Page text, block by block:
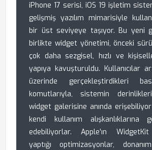
iPhone 17 serisi, iOS 19 işletim
gelişmiş yazılım mimarisiyle
bir üst seviyeye taşıyor. Bu yeni
birlikte widget yönetimi, önceki
çok daha sezgisel, hızlı ve
yapıya kavuşturuldu. Kullanıcılar
üzerinde gerçekleştirdikleri
komutlarıyla, sistemin
widget galerisine anında erişebiliyor
kendi kullanım alışkanlıklarına
edebiliyorlar. Apple’ın WidgetKit
yaptığı optimizasyonlar,